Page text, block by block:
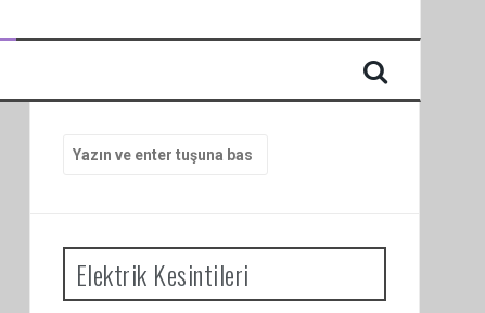
yap:
Elektrik Kesintileri